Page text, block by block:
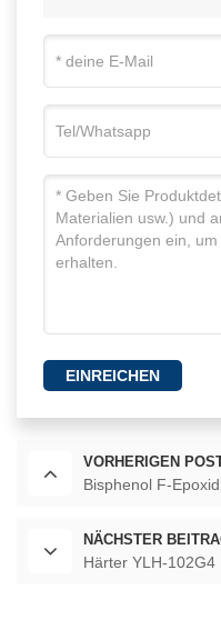
EINREICHEN
VORHERIGEN
Bisphenol F-
NÄCHSTER
Härter YLH-102G4